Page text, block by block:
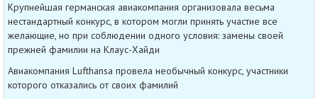
Крупнейшая германская авиакомпания организовала весьма
нестандартный конкурс, в котором могли принять участие все
желающие, но при соблюдении одного условия: замены своей
прежней фамилии на Клаус-Хайди
Авиакомпания Lufthansa провела необычный конкурс, участники
которого отказались от своих фамилий